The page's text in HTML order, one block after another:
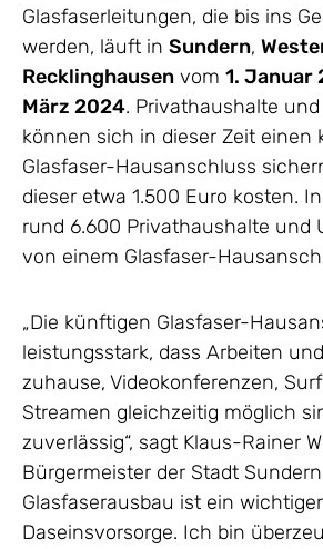
Glasfaserleitungen, die bis ins
werden, läuft in Sundern,
Recklinghausen vom 1. Januar
März 2024. Privathaushalte
können sich in dieser Zeit einen
Glasfaser-Hausanschluss
dieser etwa 1.500 Euro kosten.
rund 6.600 Privathaushalte und
von einem Glasfaser-
„Die künftigen Glasfaser-
leistungsstark, dass Arbeiten
zuhause, Videokonferenzen,
Streamen gleichzeitig möglich
zuverlässig“, sagt Klaus-Rainer
Bürgermeister der Stadt
Glasfaserausbau ist ein
Daseinsvorsorge. Ich bin